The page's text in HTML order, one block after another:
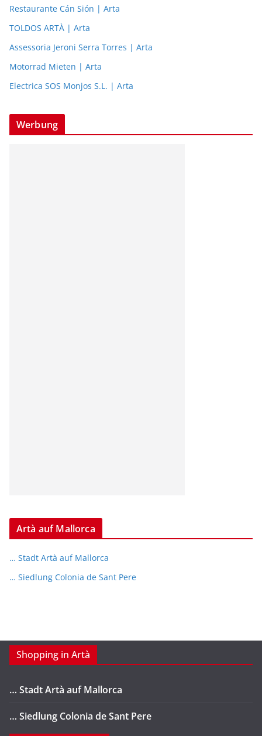
Restaurante Cán Sión | Arta
TOLDOS ARTÀ | Arta
Assessoria Jeroni Serra Torres | Arta
Motorrad Mieten | Arta
Electrica SOS Monjos S.L. | Arta
Werbung
Artà auf Mallorca
… Stadt Artà auf Mallorca
… Siedlung Colonia de Sant Pere
Shopping in Artà
… Stadt Artà auf Mallorca
… Siedlung Colonia de Sant Pere